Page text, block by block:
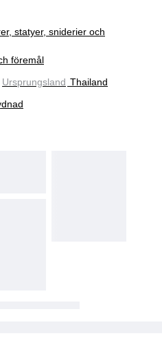
statyer, sniderier och
föremål
Ursprungsland Thailand